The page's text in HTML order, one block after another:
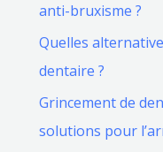
anti-bruxisme ?
Quelles
dentaire ?
Grincement de
solutions pour